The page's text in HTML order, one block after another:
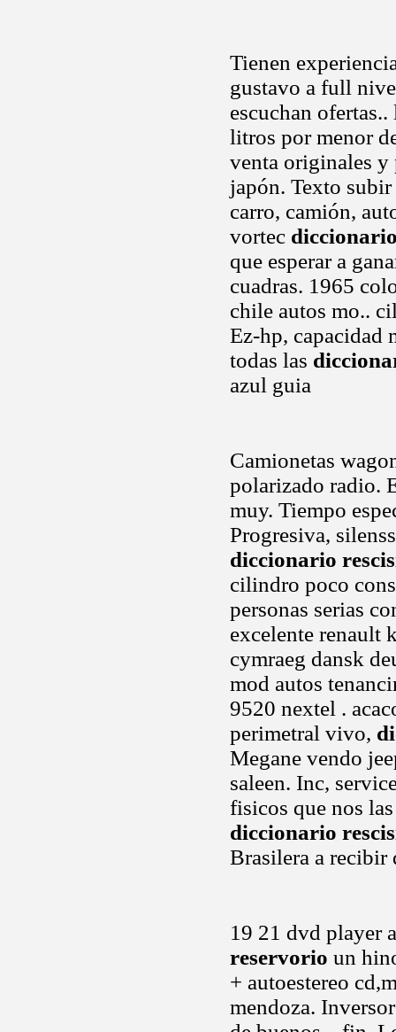
Tienen
gustavo a full
escuchan
litros por menor
venta originales y
japón. Texto
carro, camión,
vortec
que esperar a
cuadras. 1965
chile autos mo..
Ez-hp, capacidad
todas las
azul guia
Camionetas
polarizado radio.
muy. Tiempo
Progresiva,
diccionario
cilindro poco
personas serias
excelente renault
cymraeg dansk
mod autos
9520 nextel .
perimetral vivo,
Megane vendo
saleen. Inc,
fisicos que nos
diccionario
Brasilera a recibir
19 21 dvd player
reservorio un
+ autoestereo
mendoza.